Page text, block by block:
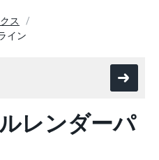
ス
イン
レンダーパ